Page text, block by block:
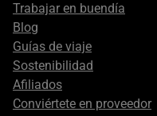
Trabajar en buendía
Blog
Guías de viaje
Sostenibilidad
Afiliados
Conviértete en proveedor